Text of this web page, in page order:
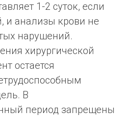
1-2 суток, если
и анализы крови не
нарушений.
хирургической
остается
В
период запрещены